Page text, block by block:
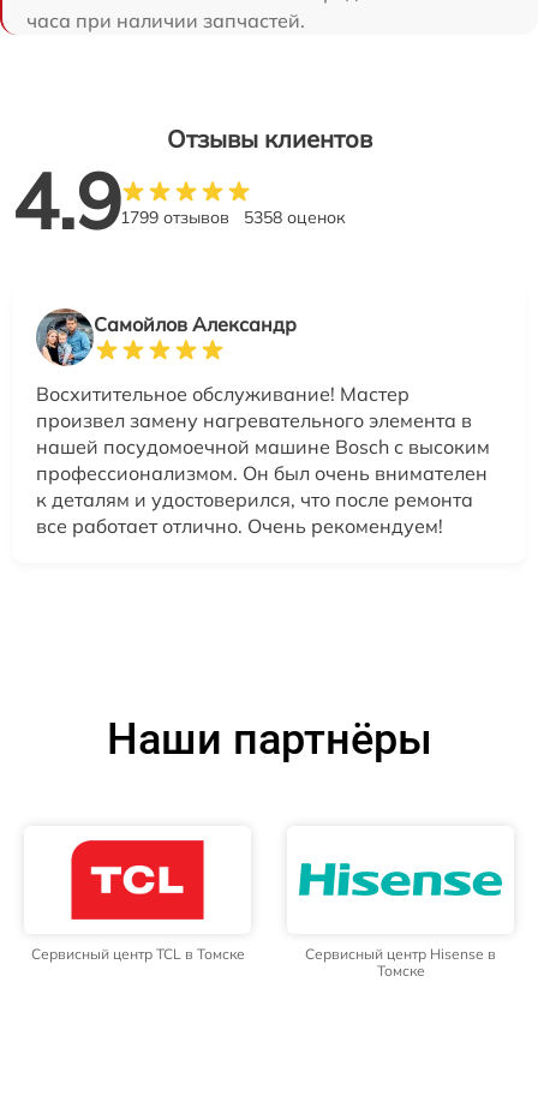
часа при наличии запчастей.
Отзывы клиентов
4.91799 отзывов 5358 оценок
Самойлов Александр
Восхитительное обслуживание! Мастер
произвел замену нагревательного элемента в
нашей посудомоечной машине Bosch с высоким
профессионализмом. Он был очень внимателен
к деталям и удостоверился, что после ремонта
все работает отлично. Очень рекомендуем!
Наши партнёры
Сервисный центр TCL в Томске
Сервисный центр Hisense в
Томске